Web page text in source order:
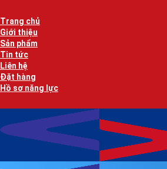
qua
nội
dung
Trang chủ
Giới thiệu
Sản phẩm
Tin tức
Liên hệ
Đặt hàng
Hồ sơ năng lực